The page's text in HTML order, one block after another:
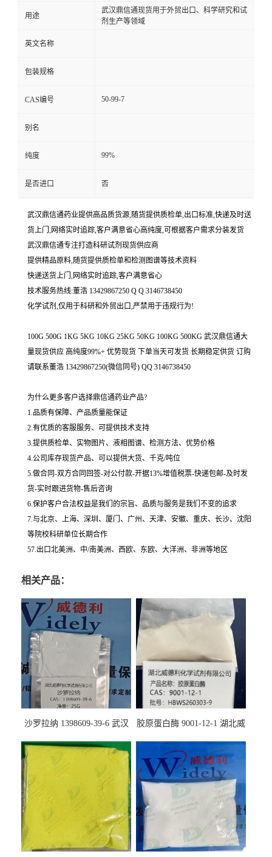
用途
武汉鼎信通现货用于外贸出口、科学研究和试
剂生产等领域
英文名称
包装规格
CAS编号 50-99-7
别名
纯度 99%
是否进口 否
武汉鼎信通药业提供高品质货源,随货提供质检单,出口标准,快递及时送
货上门,网络实时追踪,客户满意省心高纯度,可根据客户需求分装发货
武汉鼎信通专注打造科研试剂现货供应商
提供精品原料,随货提供质检单和检测图谱等技术资料
快递送货上门,网络实时追踪,客户满意省心
技术服务热线:董浩 13429867250 Q Q 3146738450
化学试剂,仅用于科研和外贸出口,严禁用于违规行为!
100G 500G 1KG 5KG 10KG 25KG 50KG 100KG 500KG 武汉鼎信通大
量现货供应 高纯度99%+ 优势现货 下单当天可发货 长期稳定供货 订购
请联系董浩 13429867250(微信同号) QQ 3146738450
为什么更多客户选择鼎信通药业产品?
1.品质有保障、产品质量能保证
2.有优质的客服服务、可提供技术支持
3.提供质检单、实物图片、液相图谱、检测方法、优势价格
4.公司库存现货产品、可以提供大货、千克/吨位
5.做合同-双方合同回签-对公付款-开据13%增值税票-快递包邮-及时发
货-实时跟进货物-售后咨询
6.保护客户合法权益是我们的宗旨、品质与服务是我们不变的追求
7.与北京、上海、深圳、厦门、广州、天津、安徽、重庆、长沙、沈阳
等院校科研单位长期合作
57.出口北美洲、中/南美洲、西欧、东欧、大洋洲、非洲等地区
相关产品：
沙罗拉纳 1398609-39-6 武汉
胶原蛋白酶 9001-12-1 湖北威